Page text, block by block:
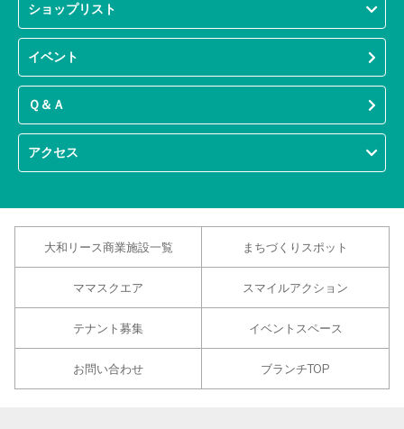
ショップリスト
イベント
Ｑ＆Ａ
アクセス
大和リース商業施設一覧 まちづくりスポット
ママスクエア スマイルアクション
テナント募集 イベントスペース
お問い合わせ ブランチTOP